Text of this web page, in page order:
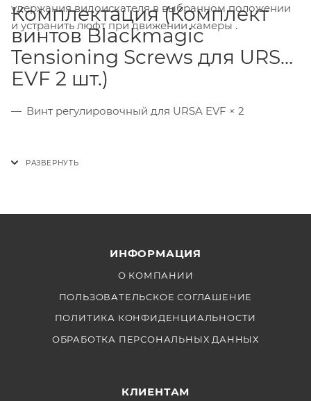
удержания видоискателя в выбранном положении
и устранить люфт при движении камеры .
Комплектация (Комплект
винтов Blackmagic
Tensioning Screws для URSA
EVF 2 шт.)
Винт регулировочный для URSA EVF × 2
ИНФОРМАЦИЯ
О КОМПАНИИ
ПОЛЬЗОВАТЕЛЬСКОЕ СОГЛАШЕНИЕ
ПОЛИТИКА КОНФИДЕНЦИАЛЬНОСТИ
ОБРАБОТКА ПЕРСОНАЛЬНЫХ ДАННЫХ
КЛИЕНТАМ